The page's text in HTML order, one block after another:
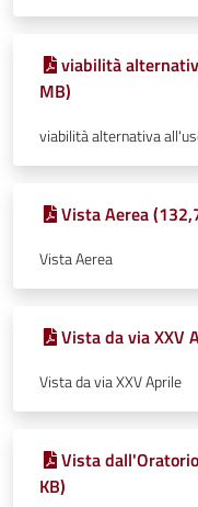
viabilità
MB)
viabilità alternativa
Vista Aerea
Vista Aerea
Vista da via XXV
Vista da via XXV Aprile
Vista
KB)